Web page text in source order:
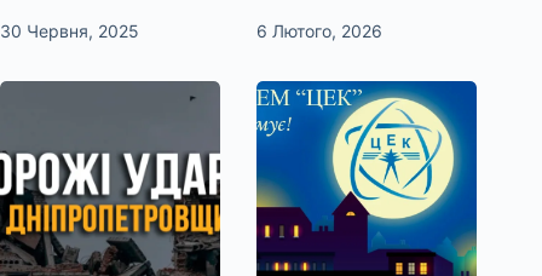
30 Червня, 2025 6 Лютого, 2026